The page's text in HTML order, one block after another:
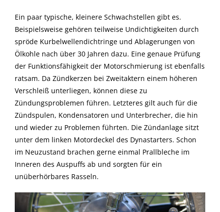
Ein paar typische, kleinere Schwachstellen gibt es.
Beispielsweise gehören teilweise Undichtigkeiten durch
spröde Kurbelwellendichtringe und Ablagerungen von
Ölkohle nach über 30 Jahren dazu. Eine genaue Prüfung
der Funktionsfähigkeit der Motorschmierung ist ebenfalls
ratsam. Da Zündkerzen bei Zweitaktern einem höheren
Verschleiß unterliegen, können diese zu
Zündungsproblemen führen. Letzteres gilt auch für die
Zündspulen, Kondensatoren und Unterbrecher, die hin
und wieder zu Problemen führten. Die Zündanlage sitzt
unter dem linken Motordeckel des Dynastarters. Schon
im Neuzustand brachen gerne einmal Prallbleche im
Inneren des Auspuffs ab und sorgten für ein
unüberhörbares Rasseln.